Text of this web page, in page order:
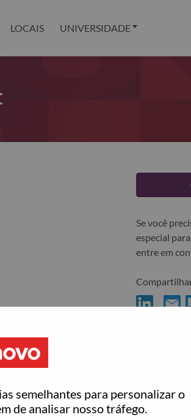
semelhantes para personalizar o
de analisar nosso tráfego.
LOCAIS UNIVERSIDADE
Se você
especial
entre em
ServiceNow